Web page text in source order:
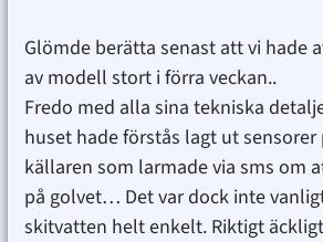
Glömde berätta senast att vi hade
av modell stort i förra veckan..
Fredo med alla sina tekniska
huset hade förstås lagt ut sensorer
källaren som larmade via sms om
på golvet… Det var dock inte
skitvatten helt enkelt. Riktigt